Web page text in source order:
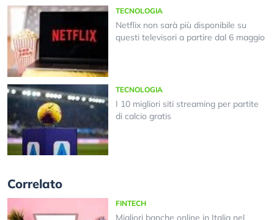
TECNOLOGIA
Netflix non sarà più disponibile su
questi televisori a partire dal 6 maggio
TECNOLOGIA
I 10 migliori siti streaming per partite
di calcio gratis
Correlato
FINTECH
Migliori banche online in Italia nel